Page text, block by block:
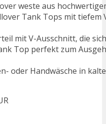
weste aus
Tank Tops mit tiefem
mit V-Ausschnitt, die
Top perfekt zum
oder Handwäsche in